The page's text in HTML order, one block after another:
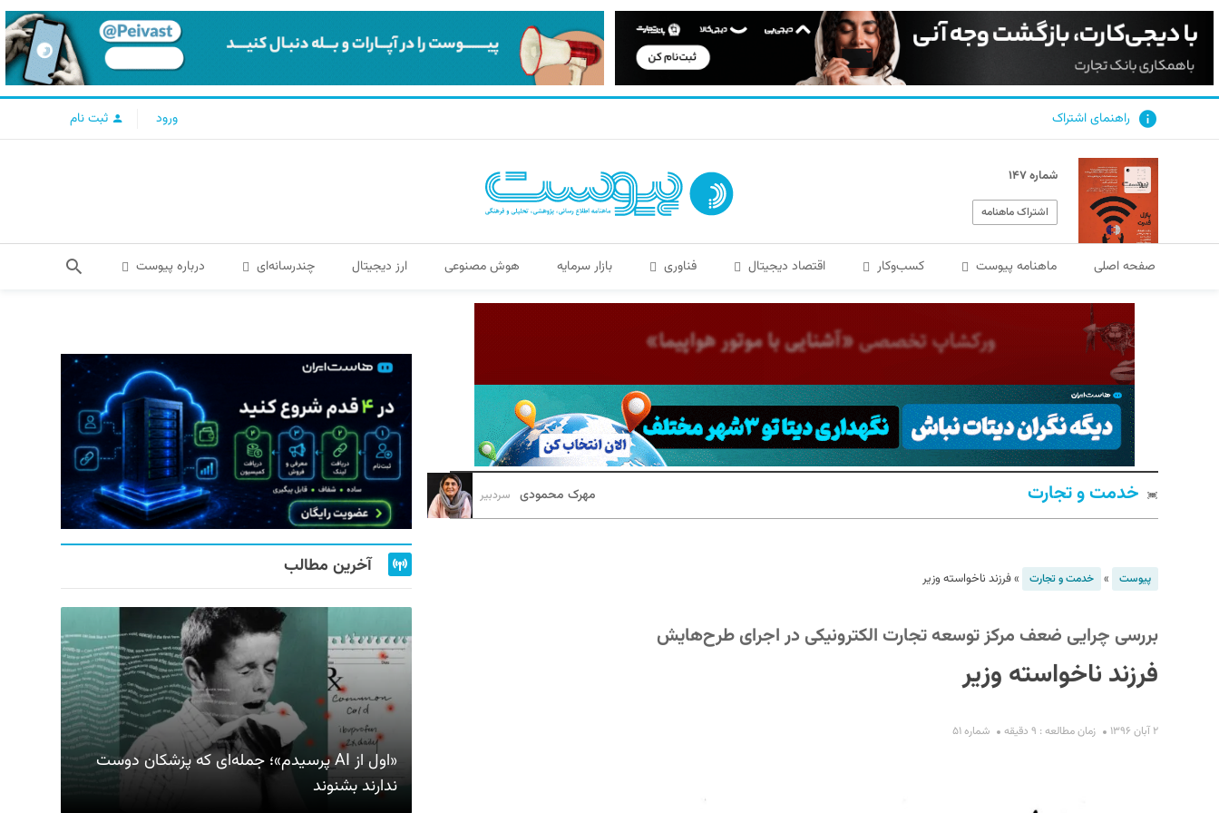
راهنمای اشتراک ورود ثبت نام
شماره ۱۴۷
اشتراک ماهنامه
صفحه اصلی ماهنامه پیوست کسب‌و‌کار اقتصاد دیجیتال فناوری بازار سرمایه هوش مصنوعی ارز دیجیتال چندرسانه‌ای درباره پیوست
خدمت و تجارت مهرک محمودی سردبیر
پیوست » خدمت و تجارت »فرزند ناخواسته وزیر
بررسی چرایی ضعف مرکز توسعه تجارت الکترونیکی در اجرای طرح‌هایش
فرزند ناخواسته وزیر
۲ آبان ۱۳۹۶ زمان مطالعه : ۹ دقیقه شماره ۵۱
آخرین مطالب
«اول از AI پرسیدم»؛ جمله‌ای که پزشکان دوست
ندارند بشنوند